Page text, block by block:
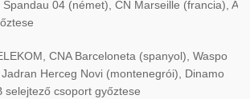
04 (német), CN Marseille (francia), A
CNA Barceloneta (spanyol), Waspo
Herceg Novi (montenegrói), Dinamo
selejtező csoport győztese